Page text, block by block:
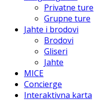
Privatne ture
Grupne ture
Jahte i brodovi
Brodovi
Gliseri
Jahte
MICE
Concierge
Interaktivna karta